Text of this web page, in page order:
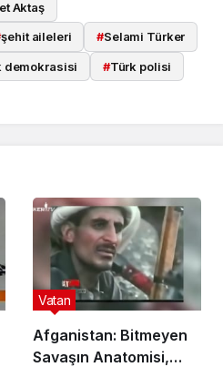
Aktaş
şehit aileleri #Selami Türker
demokrasisi #Türk polisi
Afganistan: Bitmeyen
Savaşın Anatomisi,
Vatan